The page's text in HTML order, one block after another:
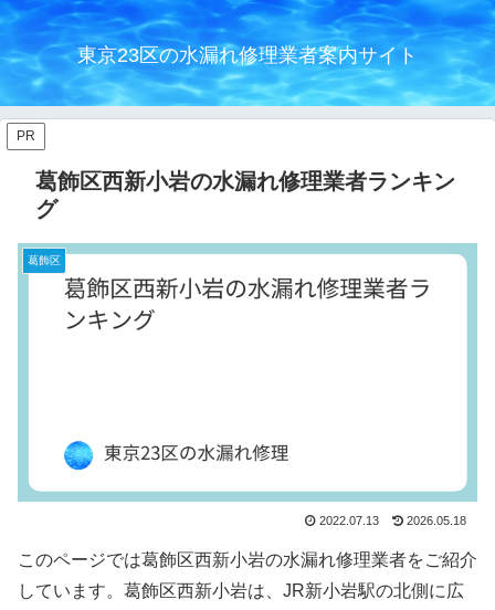
東京23区の水漏れ修理業者案内サイト
PR
葛飾区西新小岩の水漏れ修理業者ランキン
グ
葛飾区
2022.07.13 2026.05.18
このページでは葛飾区西新小岩の水漏れ修理業者をご紹介
しています。葛飾区西新小岩は、JR新小岩駅の北側に広